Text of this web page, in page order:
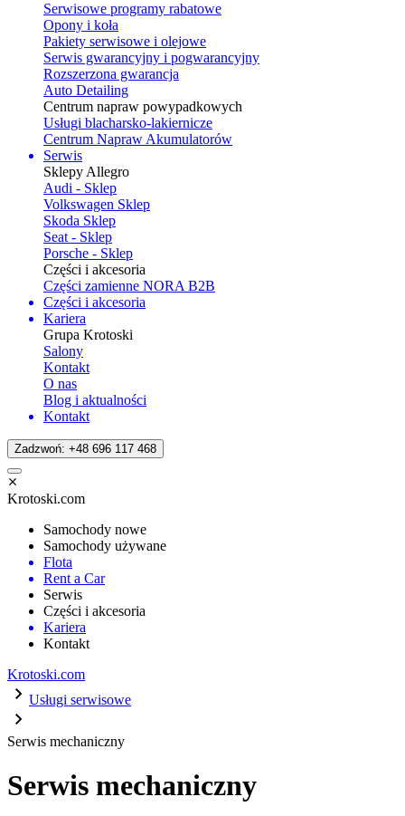
Serwisowe programy rabatowe
Opony i koła
Pakiety serwisowe i olejowe
Serwis gwarancyjny i pogwarancyjny
Rozszerzona gwarancja
Auto Detailing
Centrum napraw powypadkowych
Usługi blacharsko-lakiernicze
Centrum Napraw Akumulatorów
Serwis
Sklepy Allegro
Audi - Sklep
Volkswagen Sklep
Skoda Sklep
Seat - Sklep
Porsche - Sklep
Części i akcesoria
Części zamienne NORA B2B
Części i akcesoria
Kariera
Grupa Krotoski
Salony
Kontakt
O nas
Blog i aktualności
Kontakt
Zadzwoń: +48 696 117 468
Krotoski.com
Samochody nowe
Samochody używane
Flota
Rent a Car
Serwis
Części i akcesoria
Kariera
Kontakt
Krotoski.com
Usługi serwisowe
Serwis mechaniczny
Serwis mechaniczny